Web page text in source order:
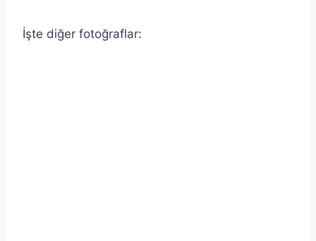
İşte diğer fotoğraflar: